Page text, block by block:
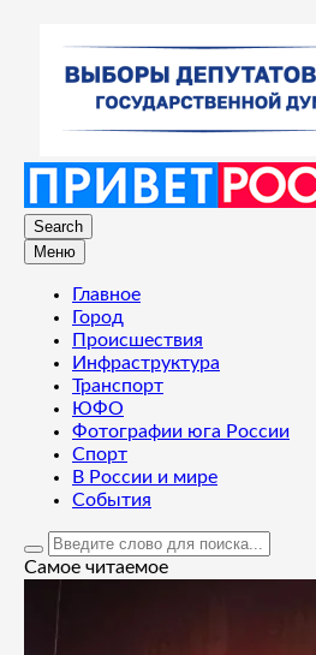
Search
Меню
Главное
Город
Происшествия
Инфраструктура
Транспорт
ЮФО
Фотографии юга России
Спорт
В России и мире
События
Самое читаемое